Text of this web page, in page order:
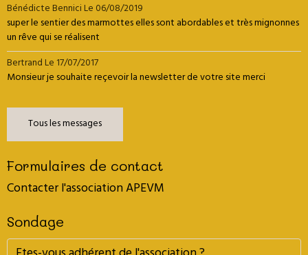
Bénédicte BenniciLe 06/08/2019
super le sentier des marmottes elles sont abordables et très mignonnes
un rêve qui se réalisent
BertrandLe 17/07/2017
Monsieur je souhaite reçevoir la newsletter de votre site merci
Tous les messages
Formulaires de contact
Contacter l'association APEVM
Sondage